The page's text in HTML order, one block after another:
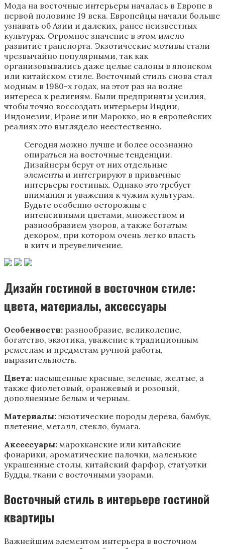
Мода на восточные интерьеры началась в Европе в
первой половине 19 века. Европейцы начали больше
узнавать об Азии и далеких, ранее неизвестных
культурах. Огромное значение в этом имело
развитие транспорта. Экзотические мотивы стали
чрезвычайно популярными, так как
организовывались даже целые салоны в японском
или китайском стиле. Восточный стиль снова стал
модным в 1980-х годах, на этот раз на волне
интереса к религиям. Были предприняты усилия,
чтобы точно воссоздать интерьеры Индии,
Индонезии, Иране или Марокко, но в европейских
реалиях это выглядело неестественно.
Сегодня можно лучше и более осознанно
опираться на восточные тенденции.
Дизайнеры берут от них отдельные
элементы и интегрируют в привычные
интерьеры гостиных. Однако это требует
внимания и уважения к чужим культурам.
Будьте особенно осторожны с
интенсивными цветами, множеством и
разнообразием узоров, а также богатым
декором, при котором очень легко впасть
в китч и преувеличение.
Дизайн гостиной в восточном стиле:
цвета, материалы, аксессуары
Особенности: разнообразие, великолепие,
богатство, экзотика, уважение к традиционным
ремеслам и предметам ручной работы,
выразительность.
Цвета: насыщенные красные, зеленые, желтые, а
также фиолетовый, оранжевый и розовый,
дополненные белым и черным.
Материалы: экзотические породы дерева, бамбук,
плетение, металл, стекло, бумага.
Аксессуары: марокканские или китайские
фонарики, ароматические палочки, маленькие
украшенные столы, китайский фарфор, статуэтки
Будды, ткани с восточными узорами.
Восточный стиль в интерьере гостиной
квартиры
Важнейшим элементом интерьера в восточном